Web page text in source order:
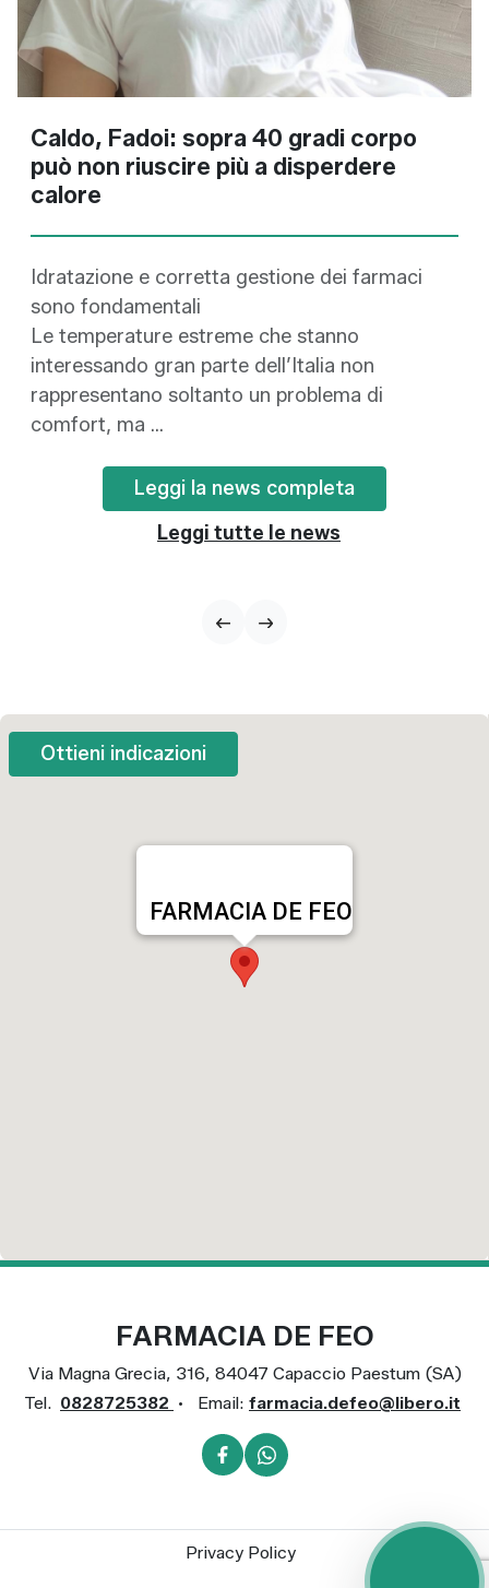
Caldo, Fadoi: sopra 40 gradi corpo
può non riuscire più a disperdere
calore
Idratazione e corretta gestione dei farmaci
sono fondamentali
Le temperature estreme che stanno
interessando gran parte dell’Italia non
rappresentano soltanto un problema di
comfort, ma ...
Leggi la news completa
Leggi tutte le news
FARMACIA DE FEO
Ottieni indicazioni
FARMACIA DE FEO
Via Magna Grecia, 316, 84047 Capaccio Paestum (SA)
Tel. 0828725382 • Email: farmacia.defeo@libero.it
Privacy Policy